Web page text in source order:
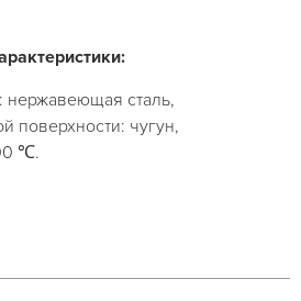
нержавеющая сталь,
поверхности: чугун,
℃.